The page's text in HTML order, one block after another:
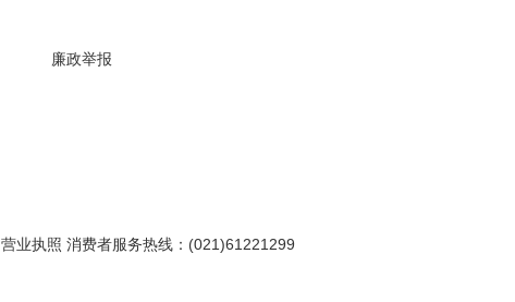
廉政举报
营业执照 消费者服务热线：(021)61221299